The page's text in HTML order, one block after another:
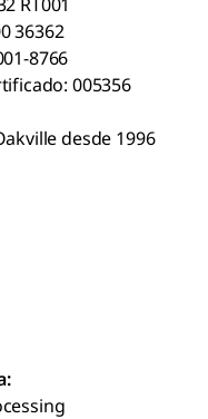
36362
8766
005356
desde 1996